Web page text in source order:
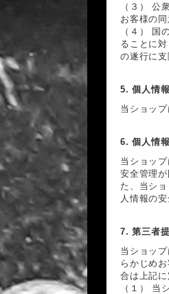
（３） 公
お客様の
（４） 国
ることに
の遂行に
5. 個人情
当ショッ
6. 個人情
当ショッ
安全管理
た、当シ
人情報の
7. 第三者
当ショッ
らかじめ
合は上記
（１） 当